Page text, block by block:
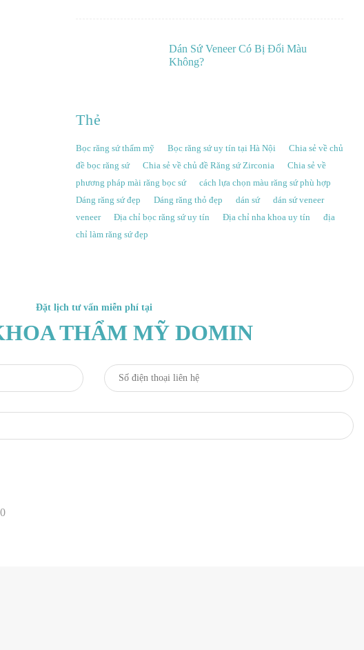
Dán Sứ Veneer Có Bị Đổi Màu
Không?
Thẻ
Bọc răng sứ thẩm mỹ Bọc răng sứ uy tín tại Hà Nội
Chia sẻ về chủ
đề bọc răng sứ
Chia sẻ về chủ đề Răng sứ Zirconia
Chia sẻ về
phương pháp mài răng bọc sứ
cách lựa chọn màu răng sứ phù hợp
Dáng răng sứ đẹp
Dáng răng thỏ đẹp dán sứ
dán sứ veneer
veneer
Địa chỉ bọc răng sứ uy tín Địa chỉ nha khoa uy tín
địa
chỉ làm răng sứ đẹp
Đặt lịch tư vấn miễn phí tại
THẨM MỸ DOMIN